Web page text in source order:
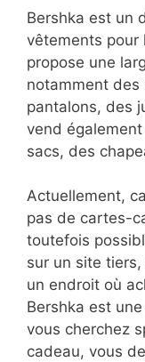
Bershka est un
vêtements pour
propose une
notamment
pantalons, des
vend
sacs, des
Actuellement,
pas de cartes-
toutefois
sur un site tiers,
un endroit où
Bershka est
vous cherchez
cadeau, vous